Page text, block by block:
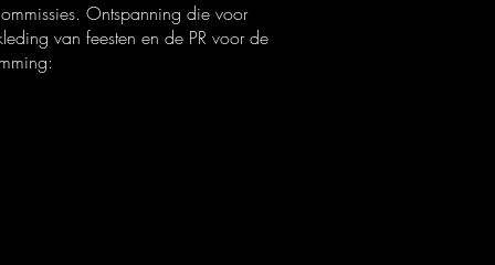
Ontspanning die voor
van feesten en de PR voor de